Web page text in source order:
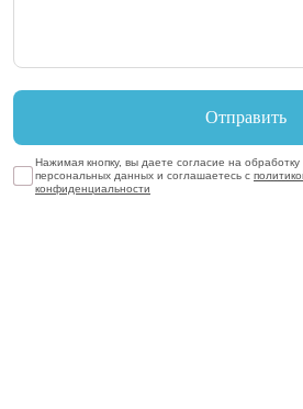
Нажимая кнопку, вы даете согласие на обработку
персональных данных и соглашаетесь с
конфиденциальности